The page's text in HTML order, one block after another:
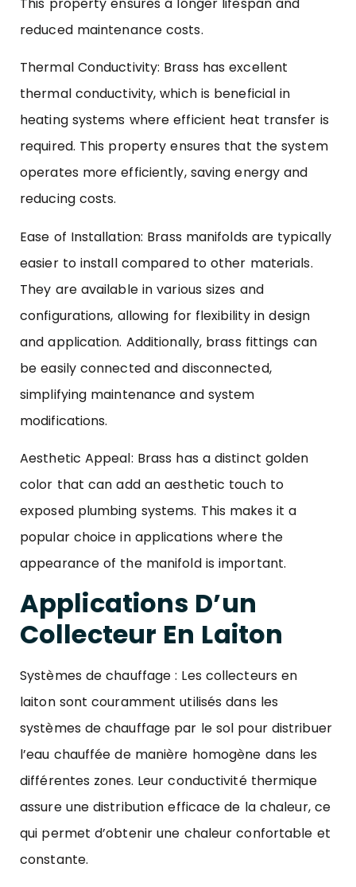
reduced maintenance costs.
Thermal Conductivity: Brass has excellent
thermal conductivity, which is beneficial in
heating systems where efficient heat transfer is
required. This property ensures that the system
operates more efficiently, saving energy and
reducing costs.
Ease of Installation: Brass manifolds are typically
easier to install compared to other materials.
They are available in various sizes and
configurations, allowing for flexibility in design
and application. Additionally, brass fittings can
be easily connected and disconnected,
simplifying maintenance and system
modifications.
Aesthetic Appeal: Brass has a distinct golden
color that can add an aesthetic touch to
exposed plumbing systems. This makes it a
popular choice in applications where the
appearance of the manifold is important.
Applications D’un
Collecteur En Laiton
Systèmes de chauffage : Les collecteurs en
laiton sont couramment utilisés dans les
systèmes de chauffage par le sol pour distribuer
l’eau chauffée de manière homogène dans les
différentes zones. Leur conductivité thermique
assure une distribution efficace de la chaleur, ce
qui permet d’obtenir une chaleur confortable et
constante.